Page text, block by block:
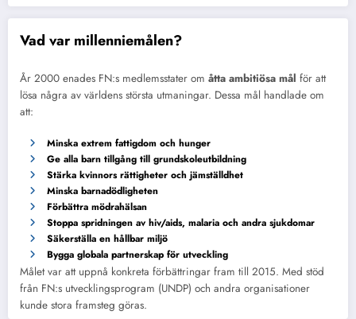
Vad var millenniemålen?
År 2000 enades FN:s medlemsstater om åtta ambitiösa mål för att
lösa några av världens största utmaningar. Dessa mål handlade om
att:
Minska extrem fattigdom och hunger
Ge alla barn tillgång till grundskoleutbildning
Stärka kvinnors rättigheter och jämställdhet
Minska barnadödligheten
Förbättra mödrahälsan
Stoppa spridningen av hiv/aids, malaria och andra sjukdomar
Säkerställa en hållbar miljö
Bygga globala partnerskap för utveckling
Målet var att uppnå konkreta förbättringar fram till 2015. Med stöd
från FN:s utvecklingsprogram (UNDP) och andra organisationer
kunde stora framsteg göras.